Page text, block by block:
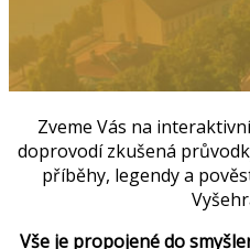
Zveme Vás na
doprovodí zkušená
příběhy, legendy a
Vše je propojené do